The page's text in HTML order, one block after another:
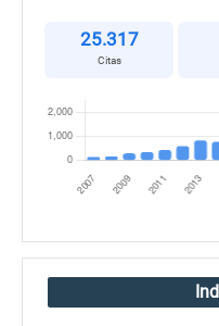
25.317
Citas